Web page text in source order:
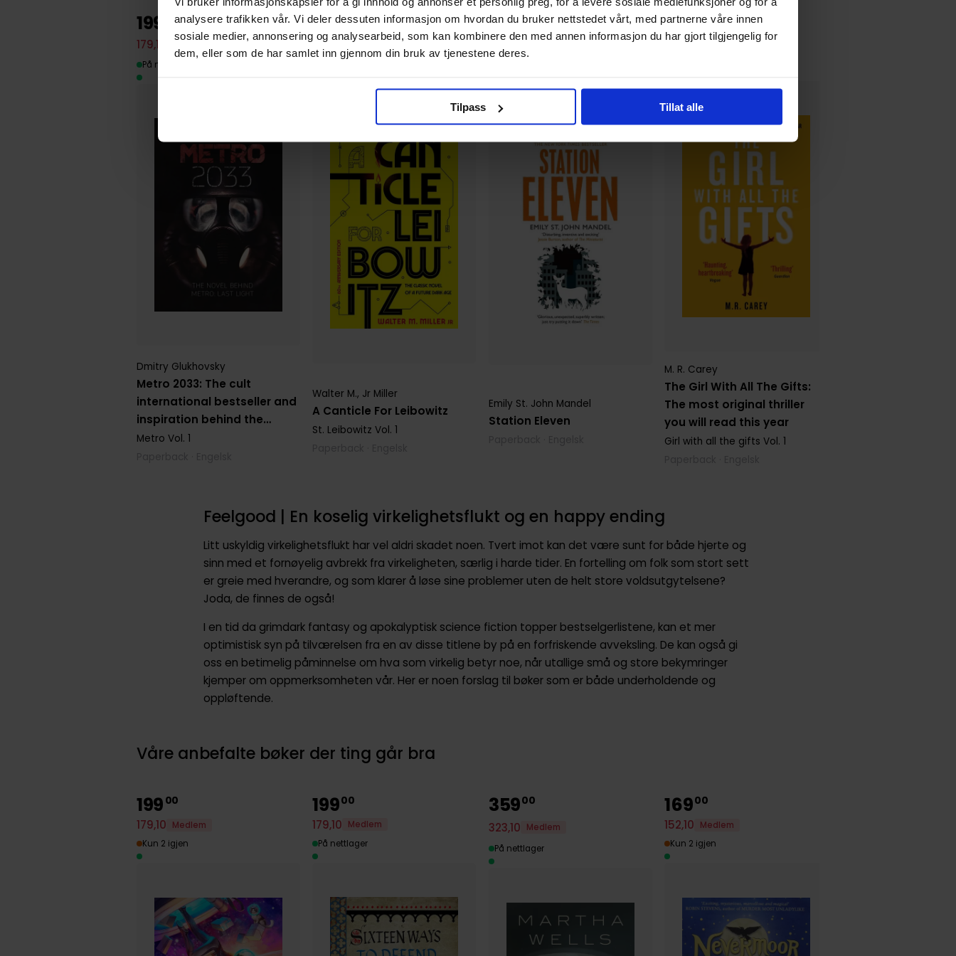
analysere trafikken vår. Vi deler dessuten informasjon om hvordan du bruker nettstedet vårt, med partnerne våre innen
sosiale medier, annonsering og analysearbeid, som kan kombinere den med annen informasjon du har gjort tilgjengelig for
dem, eller som de har samlet inn gjennom din bruk av tjenestene deres.
Tilpass Tillat alle
Metro 2033: The cult
international bestseller and
inspiration behind the
METRO video game
Dmitry Glukhovsky
Metro Vol. 1
199 00
179,10
På nettlager
A Canticle For Leibowitz
Walter M., Jr Miller
St. Leibowitz Vol. 1
19900
179,10 Medlem
Station Eleven
Emily St. John Mandel
17900
161,10 Medlem
The Girl With All The Gifts:
The most original thriller
you will read this year
M. R. Carey
Girl with all the gifts Vol. 1
19900
179 10 Medlem
Feelgood | En koselig virkelighetsflukt og en happy ending
Litt uskyldig virkelighetsflukt har vel aldri skadet noen. Tvert imot kan det være sunt for både hjerte og
sinn med et fornøyelig avbrekk fra virkeligheten, særlig i harde tider. En fortelling om folk som stort sett
er greie med hverandre, og som klarer å løse sine problemer uten de helt store voldsutgytelsene?
Joda, de finnes de også!
I en tid da grimdark fantasy og apokalyptisk science fiction topper bestselgerlistene, kan et mer
optimistisk syn på tilværelsen fra en av disse titlene by på en forfriskende avveksling. De kan også gi
oss en betimelig påminnelse om hva som virkelig betyr noe, når utallige små og store bekymringer
kjemper om oppmerksomheten vår. Her er noen forslag til bøker som er både underholdende og
oppløftende.
Våre anbefalte bøker der ting går bra
199 00
179,10
Medlem
Kun 2 igjen
19900
179,10
Medlem
På nettlager
35900
323,10
Medlem
På nettlager
16900
152,10
Medlem
Kun 2 igjen